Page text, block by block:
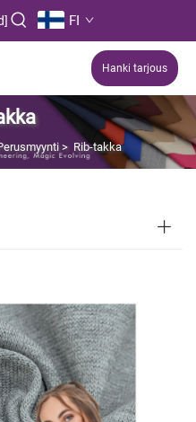
FI
Hanki tarjous
> Rib-takka